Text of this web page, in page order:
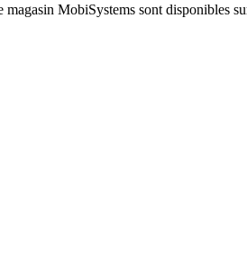
MobiSystems sont disponibles